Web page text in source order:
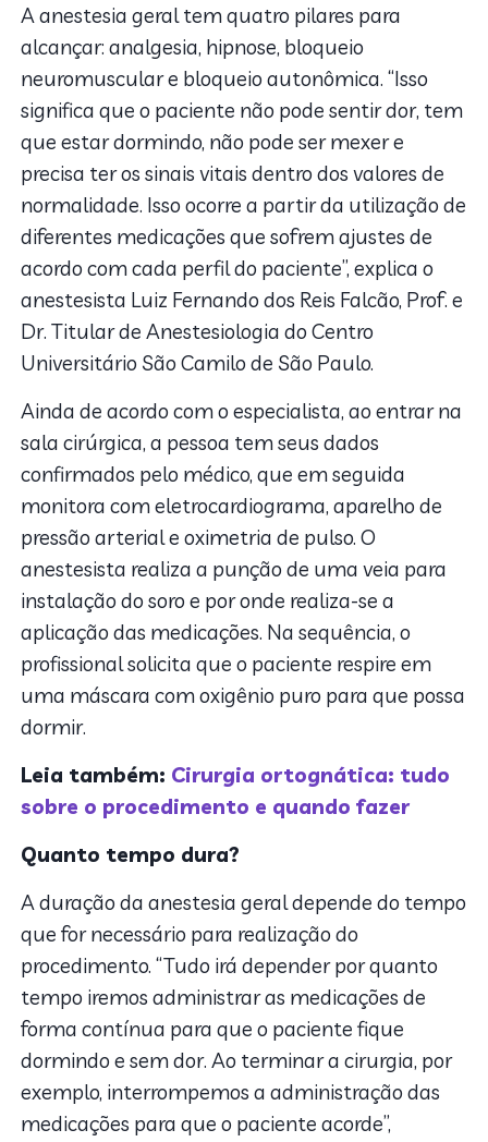
A anestesia geral tem quatro pilares para
alcançar: analgesia, hipnose, bloqueio
neuromuscular e bloqueio autonômica. “Isso
significa que o paciente não pode sentir dor, tem
que estar dormindo, não pode ser mexer e
precisa ter os sinais vitais dentro dos valores de
normalidade. Isso ocorre a partir da utilização de
diferentes medicações que sofrem ajustes de
acordo com cada perfil do paciente”, explica o
anestesista Luiz Fernando dos Reis Falcão, Prof. e
Dr. Titular de Anestesiologia do Centro
Universitário São Camilo de São Paulo.
Ainda de acordo com o especialista, ao entrar na
sala cirúrgica, a pessoa tem seus dados
confirmados pelo médico, que em seguida
monitora com eletrocardiograma, aparelho de
pressão arterial e oximetria de pulso. O
anestesista realiza a punção de uma veia para
instalação do soro e por onde realiza-se a
aplicação das medicações. Na sequência, o
profissional solicita que o paciente respire em
uma máscara com oxigênio puro para que possa
dormir.
Leia também: Cirurgia ortognática: tudo
sobre o procedimento e quando fazer
Quanto tempo dura?
A duração da anestesia geral depende do tempo
que for necessário para realização do
procedimento. “Tudo irá depender por quanto
tempo iremos administrar as medicações de
forma contínua para que o paciente fique
dormindo e sem dor. Ao terminar a cirurgia, por
exemplo, interrompemos a administração das
medicações para que o paciente acorde”,